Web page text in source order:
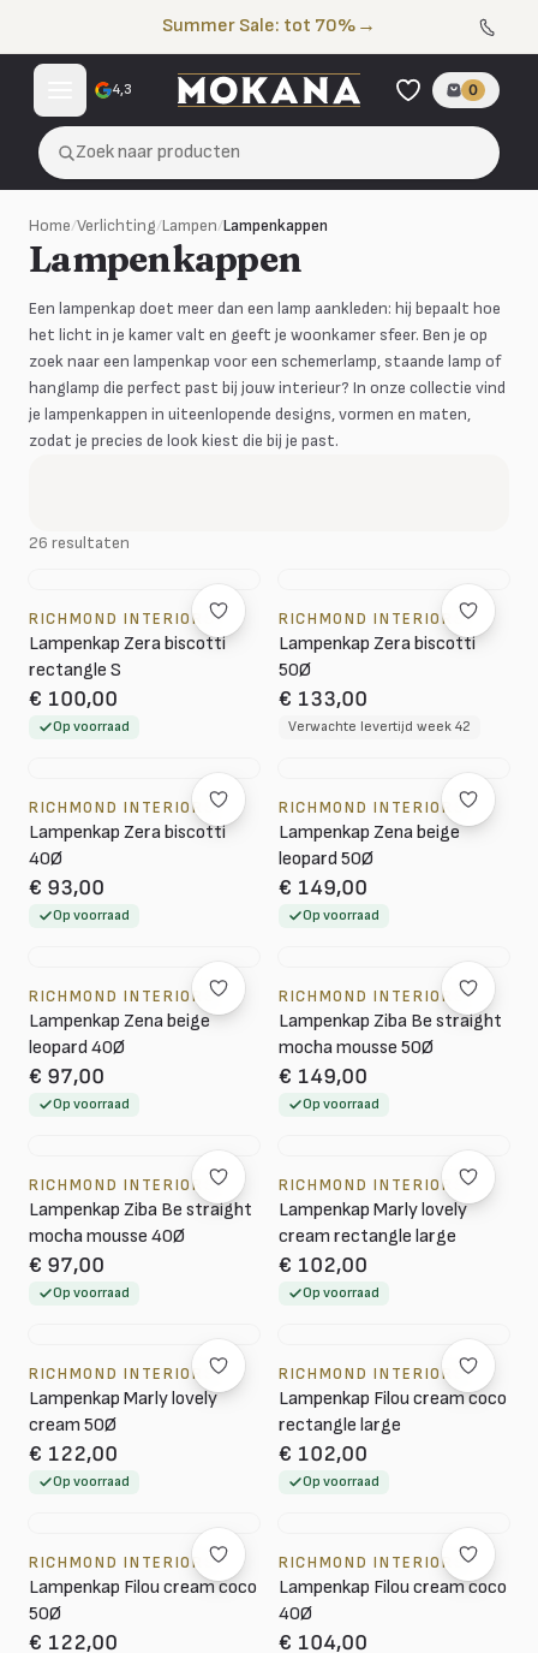
Summer Sale: tot 70% →
4,3 0
Zoek naar producten
Home/Verlichting/Lampen/Lampenkappen
Lampenkappen
Een lampenkap doet meer dan een lamp aankleden: hij bepaalt hoe
het licht in je kamer valt en geeft je woonkamer sfeer. Ben je op
zoek naar een lampenkap voor een schemerlamp, staande lamp of
hanglamp die perfect past bij jouw interieur? In onze collectie vind
je lampenkappen in uiteenlopende designs, vormen en maten,
zodat je precies de look kiest die bij je past.
26 resultaten
RICHMOND INTERIORS
Lampenkap Zera biscotti
rectangle S
€ 100,00
Op voorraad
RICHMOND INTERIORS
Lampenkap Zera biscotti
50Ø
€ 133,00
Verwachte levertijd week 42
RICHMOND INTERIORS
Lampenkap Zera biscotti
40Ø
€ 93,00
Op voorraad
RICHMOND INTERIORS
Lampenkap Zena beige
leopard 50Ø
€ 149,00
Op voorraad
RICHMOND INTERIORS
Lampenkap Zena beige
leopard 40Ø
€ 97,00
Op voorraad
RICHMOND INTERIORS
Lampenkap Ziba Be straight
mocha mousse 50Ø
€ 149,00
Op voorraad
RICHMOND INTERIORS
Lampenkap Ziba Be straight
mocha mousse 40Ø
€ 97,00
Op voorraad
RICHMOND INTERIORS
Lampenkap Marly lovely
cream rectangle large
€ 102,00
Op voorraad
RICHMOND INTERIORS
Lampenkap Marly lovely
cream 50Ø
€ 122,00
Op voorraad
RICHMOND INTERIORS
Lampenkap Filou cream coco
rectangle large
€ 102,00
Op voorraad
RICHMOND INTERIORS
Lampenkap Filou cream coco
50Ø
€ 122,00
RICHMOND INTERIORS
Lampenkap Filou cream coco
40Ø
€ 104,00